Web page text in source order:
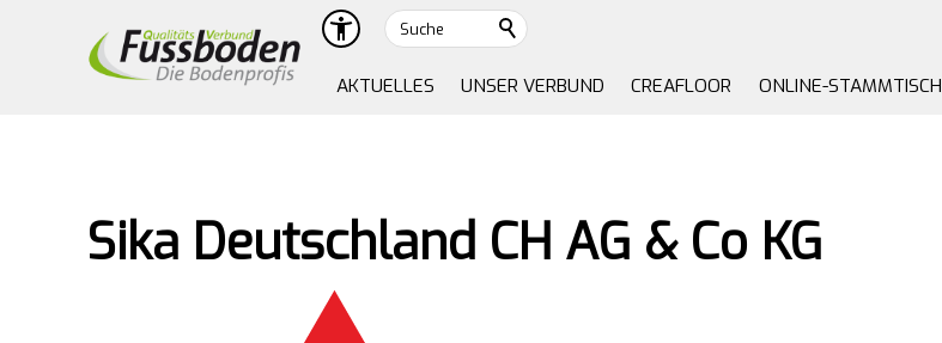
Suche
AKTUELLES UNSER VERBUND CREAFLOOR ONLINE-STAMMTISCH
Sika Deutschland CH AG & Co KG